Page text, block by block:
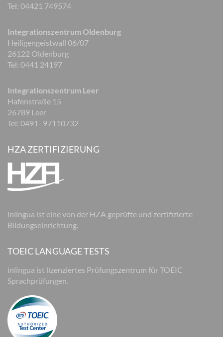
Tel: 04421 749574
Integrationszentrum Oldenburg
Heiligengeistwall 06/07
26122 Oldenburg
Tel: 0441 24197
Integrationszentrum Leer
Hafenstraße 15
26789 Leer
Tel: 0491- 97110732
HZA ZERTIFIZIERUNG
inlingua ist eine von der HZA geprüfte und zertifizierte
Bildungseinrichtung.
TOEIC LANGUAGE TESTS
inlingua ist lizenziertes Prüfungszentrum für TOEIC
Sprachprüfungen.